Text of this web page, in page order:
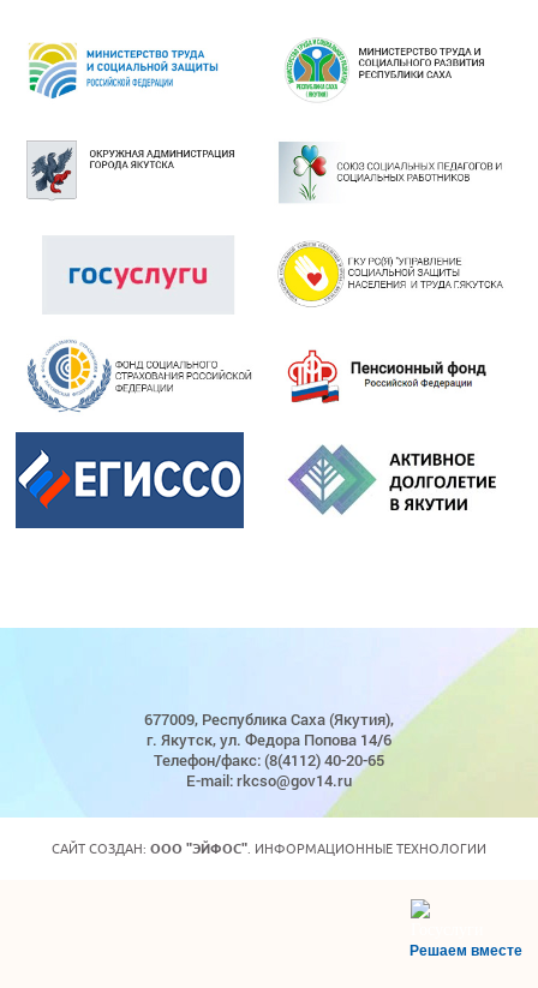
677009, Республика Саха (Якутия),
г. Якутск, ул. Федора Попова 14/6
Телефон/факс: (8(4112) 40-20-65
E-mail: rkcso@gov14.ru
САЙТ СОЗДАН: ООО "ЭЙФОС" . ИНФОРМАЦИОННЫЕ ТЕХНОЛОГИИ
Решаем вместе